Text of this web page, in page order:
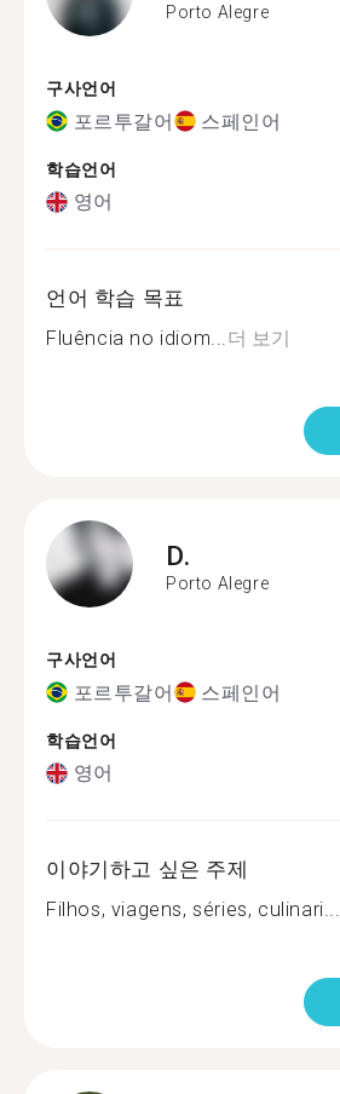
Porto Alegre
구사언어
포르투갈어 스페인어
학습언어
영어
언어 학습 목표
Fluência no idiom...더 보기
D.
Porto Alegre
구사언어
포르투갈어 스페인어
학습언어
영어
이야기하고 싶은 주제
Filhos, viagens, séries, culinari...